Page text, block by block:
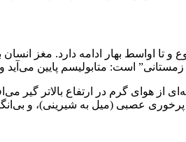
تا اواسط بهار ادامه دارد. مغز
است: متابولیسم پایین می‌آید و
از هوای گرم در ارتفاع بالاتر گیر
عصبی (میل به شیرینی)، و